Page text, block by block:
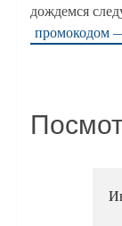
дождемся
промокодом